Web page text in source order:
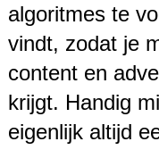
algoritmes te
vindt, zodat je
content en
krijgt. Handig
eigenlijk altijd